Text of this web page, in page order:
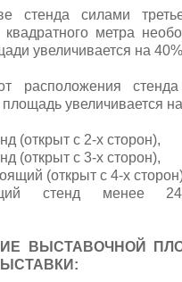
стенда силами
квадратного метра
увеличивается на 40%
расположения
увеличивается
(открыт с 2-х сторон),
(открыт с 3-х сторон),
(открыт с 4-х
стенд менее
ВЫСТАВОЧНОЙ